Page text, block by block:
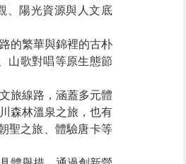
、陽光資源與人文底
的繁華與錦裡的古朴
山歌對唱等原生態節
旅線路，涵蓋多元體
森林溫泉之旅，也有
聖之旅、體驗唐卡等